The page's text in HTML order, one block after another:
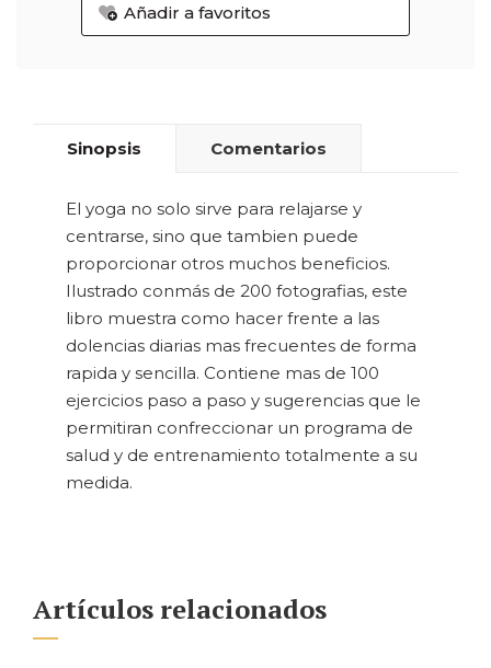
Añadir a favoritos
Sinopsis Comentarios
El yoga no solo sirve para relajarse y
centrarse, sino que tambien puede
proporcionar otros muchos beneficios.
Ilustrado conmás de 200 fotografias, este
libro muestra como hacer frente a las
dolencias diarias mas frecuentes de forma
rapida y sencilla. Contiene mas de 100
ejercicios paso a paso y sugerencias que le
permitiran confreccionar un programa de
salud y de entrenamiento totalmente a su
medida.
Artículos relacionados